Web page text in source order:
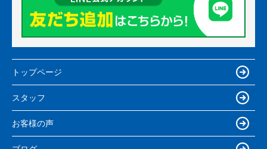
トップページ
スタッフ
お客様の声